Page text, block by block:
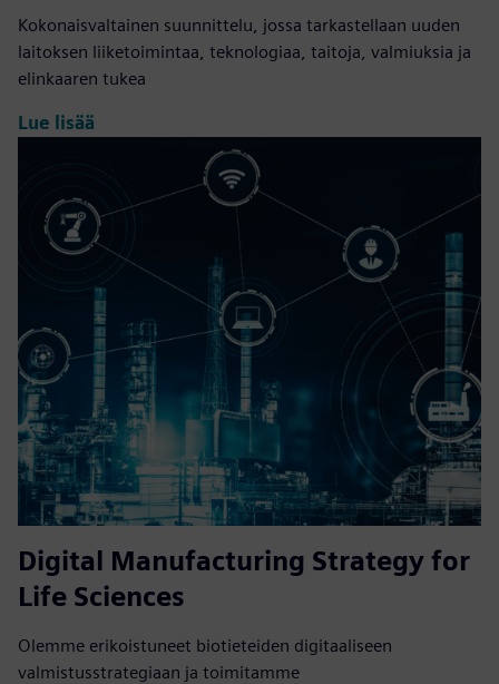
Kokonaisvaltainen suunnittelu, jossa tarkastellaan uuden
laitoksen liiketoimintaa, teknologiaa, taitoja, valmiuksia ja
elinkaaren tukea
Lue lisää
Digital Manufacturing Strategy for
Life Sciences
Olemme erikoistuneet biotieteiden digitaaliseen
valmistusstrategiaan ja toimitamme